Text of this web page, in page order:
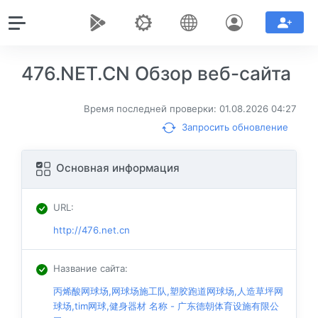
476.NET.CN Обзор веб-сайта
Время последней проверки: 01.08.2026 04:27
Запросить обновление
Основная информация
URL:
http://476.net.cn
Название сайта:
丙烯酸网球场,网球场施工队,塑胶跑道网球场,人造草坪网
球场,tim网球,健身器材 名称 - 广东德朝体育设施有限公